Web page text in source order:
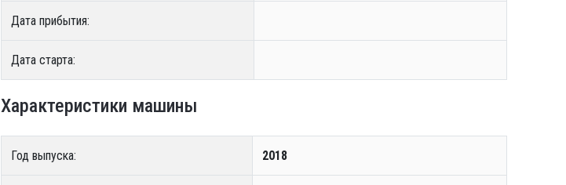
Дата прибытия:
Дата старта:
Характеристики машины
Год выпуска: 2018